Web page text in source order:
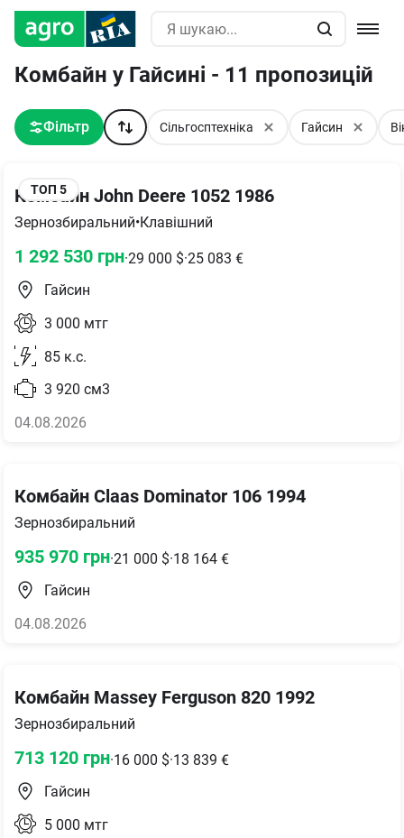
Комбайн у Гайсині - 11 пропозицій
Фільтр Сільгосптехніка Гайсин
ТОП 5
Комбайн John Deere 1052 1986
Зернозбиральний•Клавішний
1 292 530 грн·29 000 $·25 083 €
Гайсин
3 000 мтг
85 к.с.
3 920 см3
04.08.2026
Комбайн Claas Dominator 106 1994
Зернозбиральний
935 970 грн·21 000 $·18 164 €
Гайсин
04.08.2026
Комбайн Massey Ferguson 820 1992
Зернозбиральний
713 120 грн·16 000 $·13 839 €
Гайсин
5 000 мтг